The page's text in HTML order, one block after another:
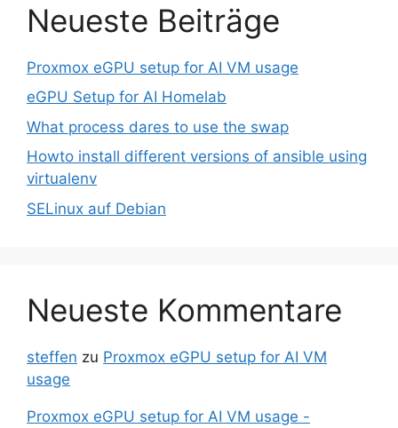
Neueste Beiträge
Proxmox eGPU setup for AI VM usage
eGPU Setup for AI Homelab
What process dares to use the swap
Howto install different versions of ansible using
virtualenv
SELinux auf Debian
Neueste Kommentare
steffen zu Proxmox eGPU setup for AI VM
usage
Proxmox eGPU setup for AI VM usage -